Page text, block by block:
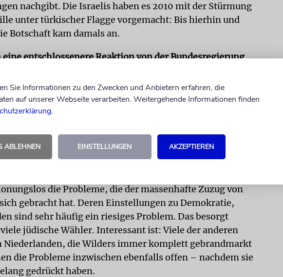
nachgibt. Die Israelis haben es 2010 mit der Stürmung
unter türkischer Flagge vorgemacht: Bis hierhin und
Botschaft kam damals an.
eine entschlossenere Reaktion von der Bundesregierung
gerade in der Türkei in Echtzeit eine Diktatur, und wir
Erdogan will aber nicht deeskalieren. Dumm
ist nicht Erdogan das Problem, sondern wir und unser
wollten zehn Prozent der holländischen Juden bei den
dieser Woche dem Rechtspopulisten Geert Wilders
die Probleme, die der massenhafte Zuzug von
gebracht hat. Deren Einstellungen zu Demokratie,
sind sehr häufig ein riesiges Problem. Das besorgt
jüdische Wähler. Interessant ist: Viele der anderen
Niederlanden, die Wilders immer komplett gebrandmarkt
die Probleme inzwischen ebenfalls offen – nachdem sie
gedrückt haben.
Sie Informationen zu den Zwecken und Anbietern erfahren, die
auf unserer Webseite verarbeiten. Weitergehende Informationen finden
.
ABLEHNEN EINSTELLUNGEN AKZEPTIEREN